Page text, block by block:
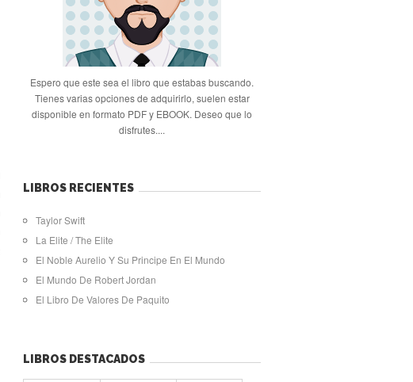
Espero que este sea el libro que estabas buscando.
Tienes varias opciones de adquirirlo, suelen estar
disponible en formato PDF y EBOOK. Deseo que lo
disfrutes....
LIBROS RECIENTES
Taylor Swift
La Elite / The Elite
El Noble Aurelio Y Su Principe En El Mundo
El Mundo De Robert Jordan
El Libro De Valores De Paquito
LIBROS DESTACADOS